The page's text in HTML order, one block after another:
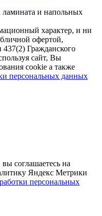
и напольных
характер, и ни
офертой,
Гражданского
сайт, Вы
cookie а также
персональных данных
соглашаетесь на
Яндекс Метрики
персональных